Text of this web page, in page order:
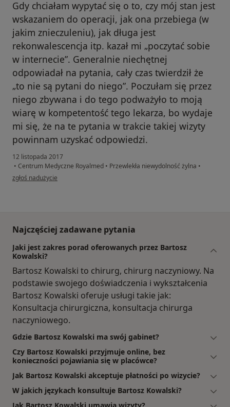
Gdy chciałam wypytać się o to, czy mój stan jest
wskazaniem do operacji, jak ona przebiega (w
jakim znieczuleniu), jak długa jest
rekonwalescencja itp. kazał mi „poczytać sobie
w internecie”. Generalnie niechętnej
odpowiadał na pytania, cały czas twierdził że
„to nie są pytani do niego”. Poczułam się przez
niego zbywana i do tego podważyło to moją
wiarę w kompetentość tego lekarza, bo wydaje
mi się, że na te pytania w trakcie takiej wizyty
powinnam uzyskać odpowiedzi.
12 listopada 2017
• Centrum Medyczne Royalmed • Przewlekła niewydolność żylna •
w opinii użytkownika Agnieszka
zgłoś nadużycie
Najczęściej zadawane pytania
Jaki jest zakres porad oferowanych przez Bartosz
Kowalski?
Bartosz Kowalski to chirurg, chirurg naczyniowy. Na
podstawie swojego doświadczenia i wykształcenia
Bartosz Kowalski oferuje usługi takie jak:
Konsultacja chirurgiczna, konsultacja chirurga
naczyniowego.
Gdzie Bartosz Kowalski ma swój gabinet?
Czy Bartosz Kowalski przyjmuje online, bez
konieczności pojawiania się w placówce?
Jak Bartosz Kowalski akceptuje płatności po wizycie?
W jakich językach konsultuje Bartosz Kowalski?